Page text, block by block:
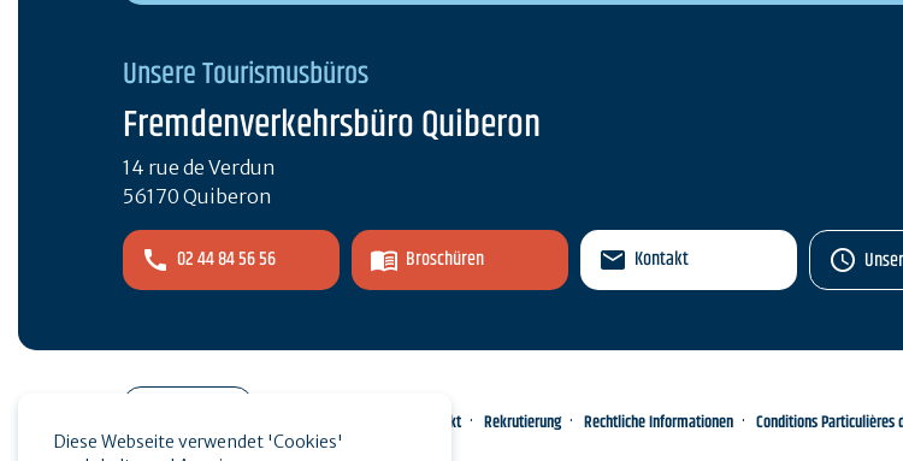
Unsere Tourismusbüros
Fremdenverkehrsbüro Quiberon
14 rue de Verdun
56170 Quiberon
02 44 84 56 56 Broschüren Kontakt
Kontakt Rekrutierung Rechtliche Informationen Conditions Particulières
Diese Webseite verwendet 'Cookies'